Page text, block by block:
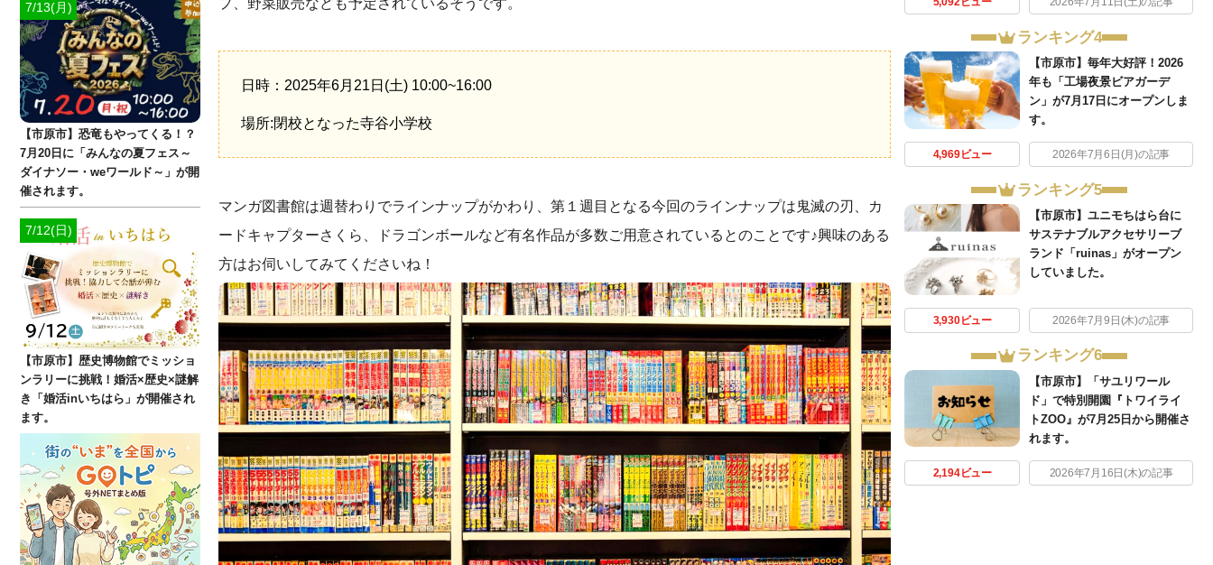
日時：2025年6月21日(土) 10:00~16:00
場所:閉校となった寺谷小学校
マンガ図書館は週替わりでラインナップがかわり、第１週目となる今回のラインナップは鬼滅の刃、カ
ードキャプターさくら、ドラゴンボールなど有名作品が多数ご用意されているとのことです♪興味のある
方はお伺いしてみてくださいね！
ランキング4
【市原市】毎年大好評！2026
年も「工場夜景ビアガーデ
ン」が7月17日にオープンしま
す。
4,969ビュー 2026年7月6日(月)の記事
ランキング5
【市原市】ユニモちはら台に
サステナブルアクセサリーブ
ランド「ruinas」がオープン
していました。
3,930ビュー 2026年7月9日(木)の記事
ランキング6
【市原市】「サユリワール
ド」で特別開園『トワイライ
トZOO』が7月25日から開催さ
れます。
2,194ビュー 2026年7月16日(木)の記事
7/13(月)
【市原市】恐竜もやってくる！？
7月20日に「みんなの夏フェス～
ダイナソー・weワールド～」が開
催されます。
7/12(日)
【市原市】歴史博物館でミッショ
ンラリーに挑戦！婚活×歴史×謎解
き「婚活inいちはら」が開催され
ます。